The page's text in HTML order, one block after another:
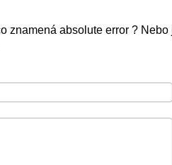
znamená absolute error ?